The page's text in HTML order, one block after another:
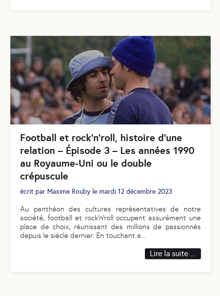
Football et rock’n’roll, histoire d’une
relation – Épisode 3 – Les années 1990
au Royaume-Uni ou le double
crépuscule
écrit par Maxime Rouby le mardi 12 décembre 2023
Au panthéon des cultures représentatives de notre
société, football et rock’n’roll occupent assurément une
place de choix, réunissant des millions de passionnés
depuis le siècle dernier. En touchant a
Lire la suite ...